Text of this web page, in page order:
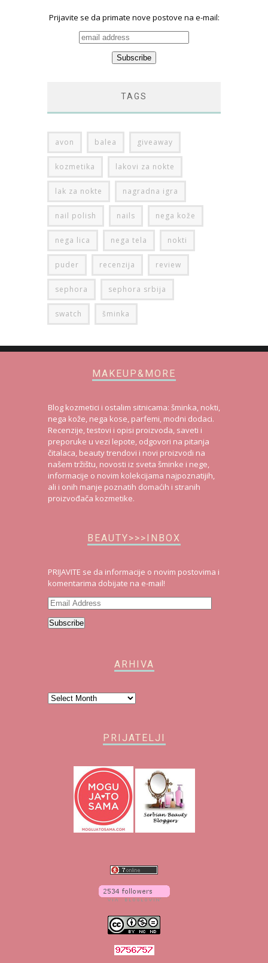
Prijavite se da primate nove postove na e-mail:
TAGS
avon balea giveaway
kozmetika lakovi za nokte
lak za nokte nagradna igra
nail polish nails nega kože
nega lica nega tela nokti
puder recenzija review
sephora sephora srbija
swatch šminka
MAKEUP&MORE
Blog kozmetici i ostalim sitnicama: šminka, nokti,
nega kože, nega kose, parfemi, modni dodaci.
Recenzije, testovi i opisi proizvoda, saveti i
preporuke u vezi lepote, odgovori na pitanja
čitalaca, beauty trendovi i novi proizvodi na
našem tržištu, novosti iz sveta šminke i nege,
informacije o novim kolekcijama najpoznatijih,
ali i onih manje poznatih domaćih i stranih
proizvođača kozmetike.
BEAUTY>>>INBOX
PRIJAVITE se da informacije o novim postovima i
komentarima dobijate na e-mail!
Email
Address
Subscribe
ARHIVA
Arhiva
PRIJATELJI